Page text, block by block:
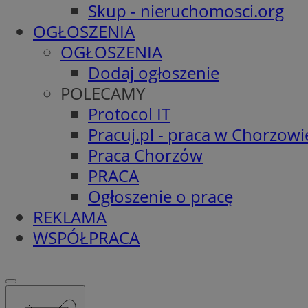
Skup - nieruchomosci.org
OGŁOSZENIA
OGŁOSZENIA
Dodaj ogłoszenie
POLECAMY
Protocol IT
Pracuj.pl - praca w
Praca Chorzów
PRACA
Ogłoszenie o pracę
REKLAMA
WSPÓŁPRACA